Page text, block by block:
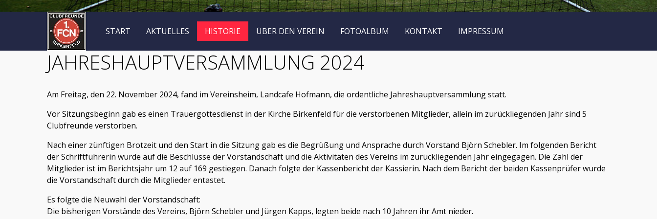
START AKTUELLES HISTORIE ÜBER DEN VEREIN FOTOALBUM KONTAKT IMPRESSUM
JAHRESHAUPTVERSAMMLUNG 2024
Am Freitag, den 22. November 2024, fand im Vereinsheim, Landcafe Hofmann, die ordentliche Jahreshauptversammlung statt.
Vor Sitzungsbeginn gab es einen Trauergottesdienst in der Kirche Birkenfeld für die verstorbenen Mitglieder, allein im zurückliegenden Jahr sind 5
Clubfreunde verstorben.
Nach einer zünftigen Brotzeit und den Start in die Sitzung gab es die Begrüßung und Ansprache durch Vorstand Björn Schebler. Im folgenden Bericht
der Schriftführerin wurde auf die Beschlüsse der Vorstandschaft und die Aktivitäten des Vereins im zurückliegenden Jahr eingegagen. Die Zahl der
Mitglieder ist im Berichtsjahr um 12 auf 169 gestiegen. Danach folgte der Kassenbericht der Kassierin. Nach dem Bericht der beiden Kassenprüfer wurde
die Vorstandschaft durch die Mitglieder entastet.
Es folgte die Neuwahl der Vorstandschaft:
Die bisherigen Vorstände des Vereins, Björn Schebler und Jürgen Kapps, legten beide nach 10 Jahren ihr Amt nieder.